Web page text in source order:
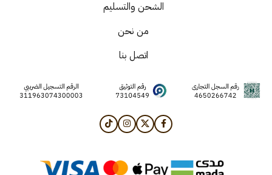
الشحن والتسليم
من نحن
اتصل بنا